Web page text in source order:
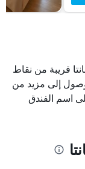
قريبة من نقاط
إلى مزيد من
اسم الفندق